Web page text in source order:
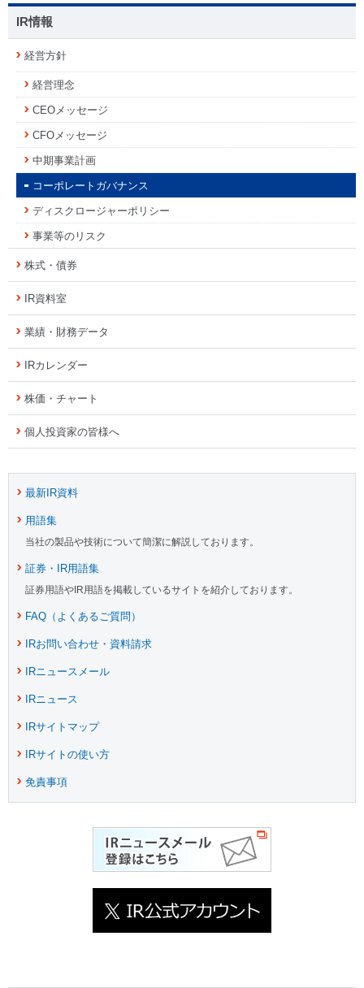
IR情報
経営方針
経営理念
CEOメッセージ
CFOメッセージ
中期事業計画
コーポレートガバナンス
ディスクロージャーポリシー
事業等のリスク
株式・債券
IR資料室
業績・財務データ
IRカレンダー
株価・チャート
個人投資家の皆様へ
最新IR資料
用語集
当社の製品や技術について簡潔に解説しております。
証券・IR用語集
証券用語やIR用語を掲載しているサイトを紹介しております。
FAQ（よくあるご質問）
IRお問い合わせ・資料請求
IRニュースメール
IRニュース
IRサイトマップ
IRサイトの使い方
免責事項